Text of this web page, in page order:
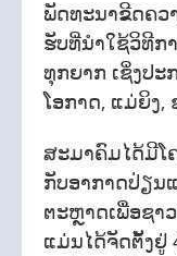
ພັດທະນາຂີດຄວ
ຮັບທີ່ນໍາໃຊ້ວິທີກ
ທຸກຍາກ ເຊິ່ງປ
ໂອກາດ, ແມ່ຍິງ
ສະມາຄົມໄດ້ມີໂ
ກັບອາກາດປ່ຽນ
ຕະຫຼາດເພື່ອຊ
ແມ່ນໄດ້ຈັດຕັ້ງຢູ່